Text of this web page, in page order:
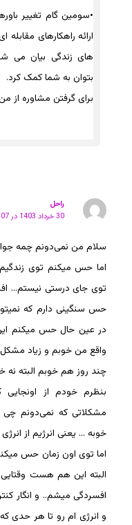
•سومین گام تغییر
ارائه راهکارهای
های زندگی بیان می
بتوان به شما کمک کرد.
برای گرفتن مشاوره از
راحل
30 خرداد 1403 در 10:07 ق.ظ
سلام من نمی‌دونم چمه
اما حس میکنم توی
توی جای درستی نیستم…
حس سنگینی دارم که
در عین حال حس میکنم
واقع من خوبم و زیاد
چند روز هم خوبم البته
بنظرم خودم از
مشکلاتی که نمی‌دونم چی
خوبه … یعنی انرژیم از
اما توی اون زمان حس
البته این هم هست
افسردگی میشم.. و انگار
و انرژی ام رو تا هر حدی